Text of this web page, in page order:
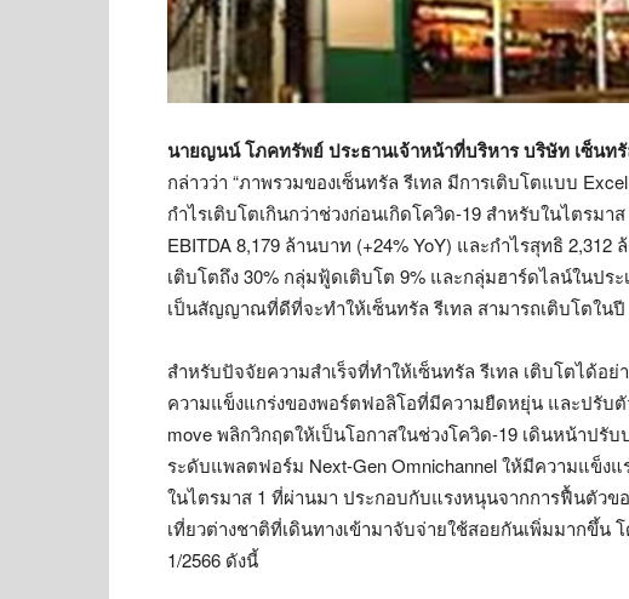
นายญนน์โภคทรัพย์ ประธานเจ้าหน้าที่บริหาร บริษัท เซ็นท
กล่าวว่า “ภาพรวมของเซ็นทรัล รีเทล มีการเติบโตแบบ
กำไรเติบโตเกินกว่าช่วงก่อนเกิดโควิด-19 สำหรับในไตรมา
EBITDA 8,179 ล้านบาท (+24% YoY) และกำไรสุทธิ
เติบโตถึง 30% กลุ่มฟู้ดเติบโต 9% และกลุ่มฮาร์ดไลน์ในป
เป็นสัญญาณที่ดีที่จะทำให้เซ็นทรัล รีเทล สามารถเติบโตในปี
สำหรับปัจจัยความสำเร็จที่ทำให้เซ็นทรัล รีเทล เติบโตได้อ
ความแข็งแกร่งของพอร์ตฟอลิโอที่มีความยืดหยุ่น และปรับตั
move พลิกวิกฤตให้เป็นโอกาสในช่วงโควิด-19 เดินหน้าปรั
ระดับแพลตฟอร์ม Next-Gen Omnichannel ให้มีความแข็ง
ในไตรมาส 1 ที่ผ่านมา ประกอบกับแรงหนุนจากการฟื้นตัว
เที่ยวต่างชาติที่เดินทางเข้ามาจับจ่ายใช้สอยกันเพิ่มมากขึ้น
1/2566 ดังนี้